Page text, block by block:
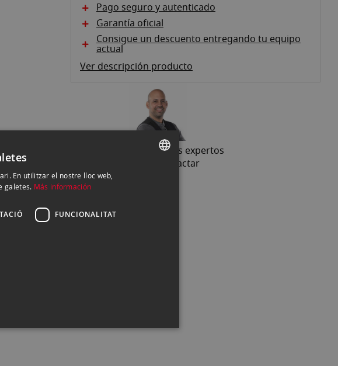
Pago seguro y autenticado
Garantía oficial
Consigue un descuento entregando tu equipo
actual
Ver descripción producto
Pregunta a nuestros expertos
Contactar
En utilitzar el nostre lloc web,
galetes. Más información
FUNCIONALITAT